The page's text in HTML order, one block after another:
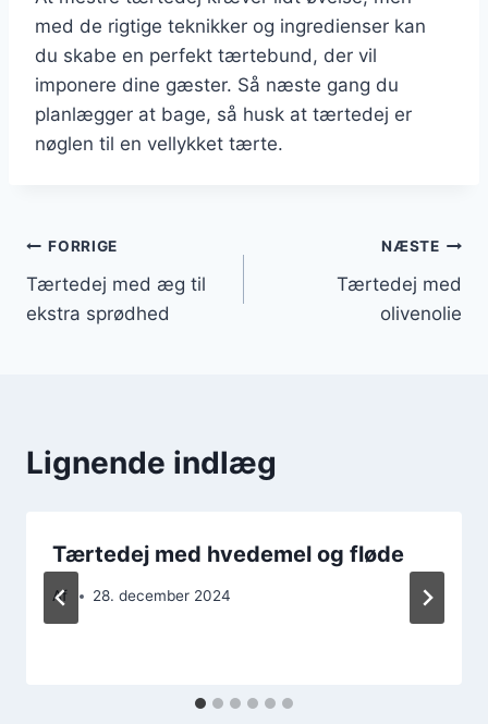
med de rigtige teknikker og ingredienser kan
du skabe en perfekt tærtebund, der vil
imponere dine gæster. Så næste gang du
planlægger at bage, så husk at tærtedej er
nøglen til en vellykket tærte.
Indlægsnavigation
FORRIGE
Tærtedej med æg til
ekstra sprødhed
NÆSTE
Tærtedej med
olivenolie
Lignende indlæg
Tærtedej med hvedemel og fløde
Af 28. december 2024